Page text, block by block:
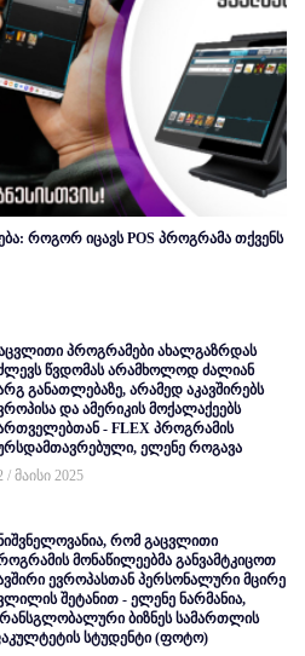
როგორ იცავს POS პროგრამა თქვენს
პროგრამები ახალგაზრდას
წვდომას არამხოლოდ ძალიან
განათლებაზე, არამედ აკავშირებს
და ამერიკის მოქალაქეებს
- FLEX პროგრამის
ელენე როგავა
/ მაისი 2025
რომ გაცვლითი
მონაწილეებმა განვამტკიცოთ
ევროპასთან პერსონალური მცირე
შეტანით - ელენე ნარმანია,
ბიზნეს სამართლის
სტუდენტი (ფოტო)